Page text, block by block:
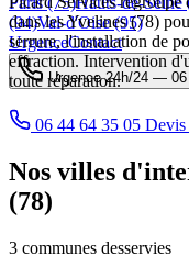
(94)Val-d'Oise (95)
UrgenceContact
Urgence 24h/24 —
dans les Yvelines (78)
serrure, l'installation de
effraction. Intervention
toute réparation.
06 44 64 35 05 Devis
Nos villes
(78)
3 communes desservies